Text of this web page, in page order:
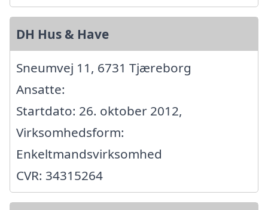
DH Hus & Have
Sneumvej 11, 6731 Tjæreborg
Ansatte:
Startdato: 26. oktober 2012,
Virksomhedsform:
Enkeltmandsvirksomhed
CVR: 34315264